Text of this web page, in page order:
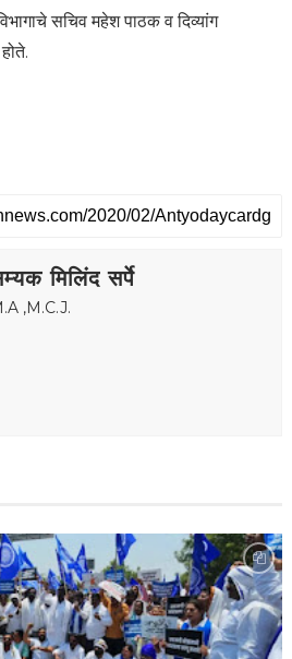
सचिव महेश पाठक व दिव्यांग
मिलिंद सर्पे
,M.C.J.